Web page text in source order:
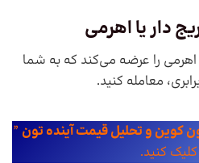
را عرضه می‌کند که به شما
کوین و تحلیل قیمت آینده تون ”
کلیک کنید.